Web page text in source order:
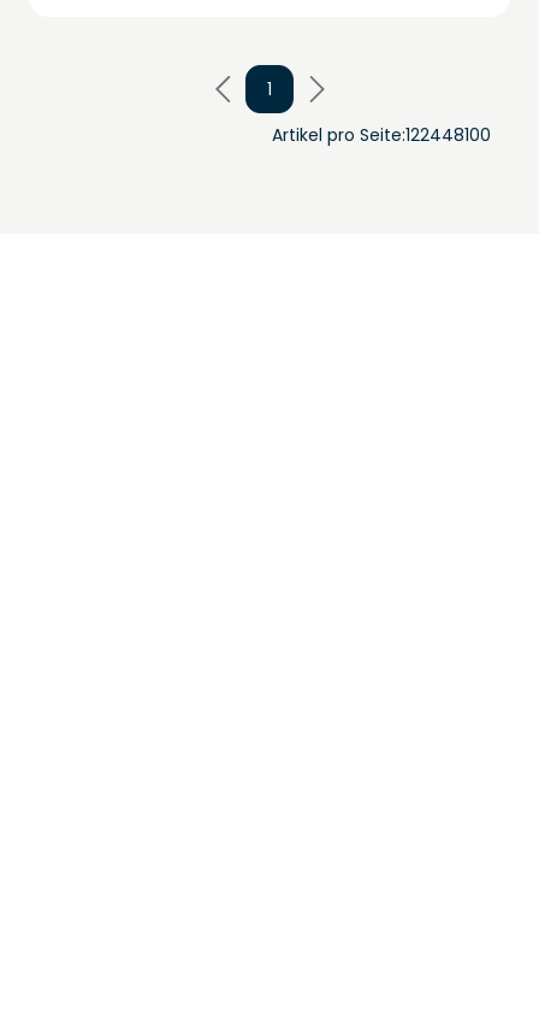
1
Artikel pro Seite:122448100